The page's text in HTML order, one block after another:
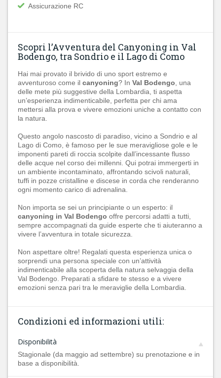
Assicurazione RC
Scopri l’Avventura del Canyoning in Val
Bodengo, tra Sondrio e il Lago di Como
Hai mai provato il brivido di uno sport estremo e
avventuroso come il canyoning? In Val Bodengo , una
delle mete più suggestive della Lombardia, ti aspetta
un’esperienza indimenticabile, perfetta per chi ama
mettersi alla prova e vivere emozioni uniche a contatto con
la natura.
Questo angolo nascosto di paradiso, vicino a Sondrio e al
Lago di Como, è famoso per le sue meravigliose gole e le
imponenti pareti di roccia scolpite dall’incessante flusso
delle acque nel corso dei millenni. Qui potrai immergerti in
un ambiente incontaminato, affrontando scivoli naturali,
tuffi in pozze cristalline e discese in corda che renderanno
ogni momento carico di adrenalina.
Non importa se sei un principiante o un esperto: il
canyoning in Val Bodengo offre percorsi adatti a tutti,
sempre accompagnati da guide esperte che ti aiuteranno a
vivere l’avventura in totale sicurezza.
Non aspettare oltre! Regalati questa esperienza unica o
sorprendi una persona speciale con un’attività
indimenticabile alla scoperta della natura selvaggia della
Val Bodengo. Preparati a sfidare te stesso e a vivere
emozioni senza pari tra le meraviglie della Lombardia.
Condizioni ed informazioni utili:
Disponibilità
Stagionale (da maggio ad settembre) su prenotazione e in
base a disponibilità.